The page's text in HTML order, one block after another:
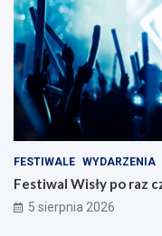
FESTIWALE WYDARZENIA
Festiwal Wisły po raz
5 sierpnia 2026